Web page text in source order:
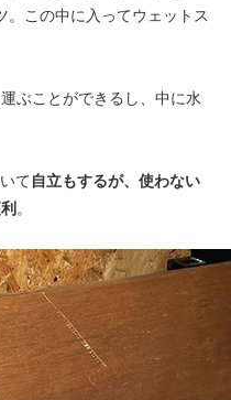
この中に入ってウェットス
ぶことができるし、中に水
て自立もするが、使わない
。